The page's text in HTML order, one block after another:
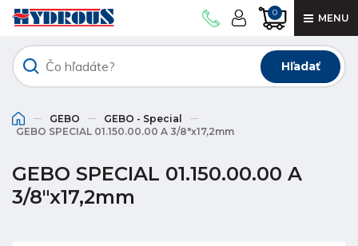
0 MENU
Hľadať
GEBO
GEBO - Special
GEBO SPECIAL 01.150.00.00 A 3/8"x17,2mm
GEBO SPECIAL 01.150.00.00 A
3/8"x17,2mm